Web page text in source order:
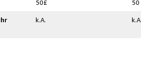
50£ 50
k.A.